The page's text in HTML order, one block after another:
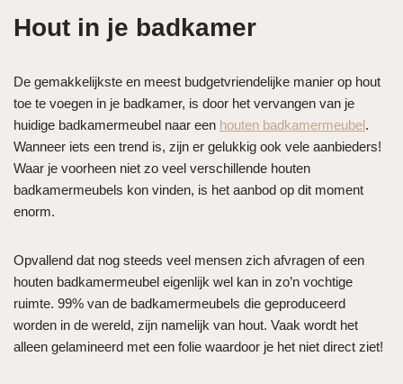
Hout in je badkamer
De gemakkelijkste en meest budgetvriendelijke manier op hout
toe te voegen in je badkamer, is door het vervangen van je
huidige badkamermeubel naar een houten badkamermeubel.
Wanneer iets een trend is, zijn er gelukkig ook vele aanbieders!
Waar je voorheen niet zo veel verschillende houten
badkamermeubels kon vinden, is het aanbod op dit moment
enorm.
Opvallend dat nog steeds veel mensen zich afvragen of een
houten badkamermeubel eigenlijk wel kan in zo’n vochtige
ruimte. 99% van de badkamermeubels die geproduceerd
worden in de wereld, zijn namelijk van hout. Vaak wordt het
alleen gelamineerd met een folie waardoor je het niet direct ziet!